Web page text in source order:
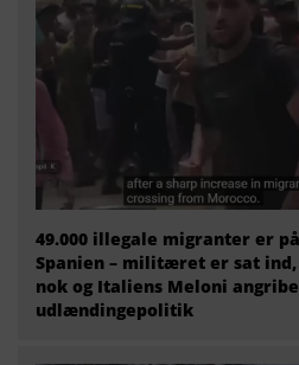
49.000 illegale migranter er
Spanien – militæret er sat
nok og Italiens Meloni
udlændingepolitik